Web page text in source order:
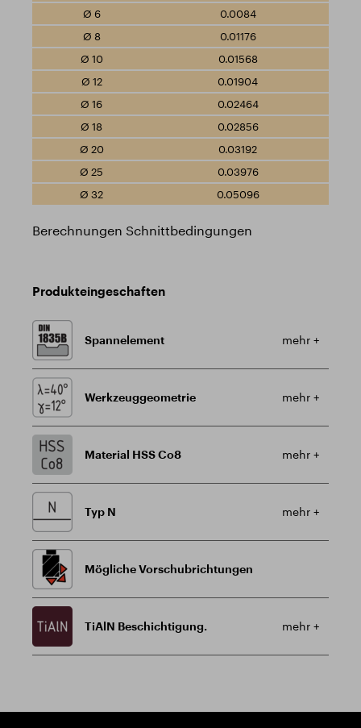
0.0084
0.01176
0.01568
0.01904
0.02464
0.02856
0.03192
0.03976
0.05096
Berechnungen Schnittbedingungen
Produkteingeschaften
Spannelement mehr +
Werkzeuggeometrie mehr +
Material HSS Co8 mehr +
Typ N mehr +
Mögliche Vorschubrichtungen
TiAlN Beschichtigung. mehr +